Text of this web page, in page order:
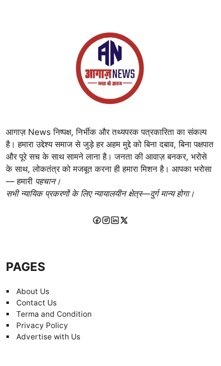
आगाज़ News निष्पक्ष, निर्भीक और तथ्यपरक पत्रकारिता का संकल्प
है। हमारा उद्देश्य समाज से जुड़े हर अहम मुद्दे को बिना दबाव, बिना पक्षपात
और पूरे सच के साथ सामने लाना है। जनता की आवाज़ बनकर, भरोसे
के साथ, लोकतंत्र को मजबूत करना ही हमारा मिशन है। आपका भरोसा
— हमारी पहचान।
सभी न्यायिक प्रकरणों के लिए न्यायालयीन क्षेत्र—दुर्ग मान्य होगा।
PAGES
About Us
Contact Us
Terma and Condition
Privacy Policy
Advertise with Us